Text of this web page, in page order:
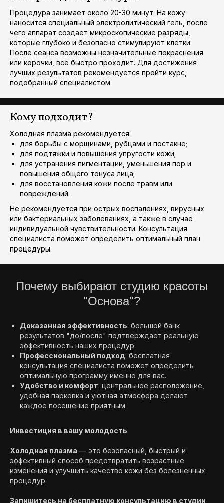
Процедура занимает около 20-30 минут. На кожу
наносится специальный электролитический гель, после
чего аппарат создает микроскопические разряды,
которые глубоко и безопасно стимулируют клетки.
После сеанса возможны незначительные покраснения
или корочки, всё быстро проходит. Для достижения
лучших результатов рекомендуется пройти курс,
подобранный специалистом.
Кому подходит?
Холодная плазма рекомендуется:
для борьбы с морщинами, рубцами и постакне;
для подтяжки и повышения упругости кожи;
для устранения пигментации, уменьшения пор и
повышения общего тонуса лица;
для восстановления кожи после травм или
повреждений.
Не рекомендуется при острых воспалениях, вирусных
или бактериальных заболеваниях, а также в случае
индивидуальной чувствительности. Консультация
специалиста поможет определить оптимальный план
процедуры.
Почему выбирают студию красоты
"Основа"?
Доказанная эффективность: большой банк
результатов "до/после" подтверждает реальную
эффективность наших процедур.
Профессиональный подход: бесплатная
консультация специалиста поможет определить
оптимальную программу именно для вас.
Удобство и комфорт: центральное расположение,
удобная парковка и уютная атмосфера делают
каждое посещение приятным
Инвестиция в вашу молодость
Холодная плазма — это безопасный, быстрый и
эффективный способ предотвратить возрастные
изменения и улучшить качество кожи без болезненных
процедур.
Запишитесь на бесплатную консультацию в студии